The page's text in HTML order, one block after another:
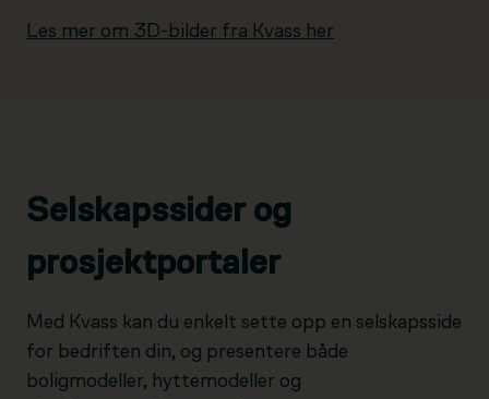
Les mer om 3D-bilder fra Kvass her
Selskapssider og
prosjektportaler
Med Kvass kan du enkelt sette opp en selskapsside
for bedriften din, og presentere både
boligmodeller, hyttemodeller og